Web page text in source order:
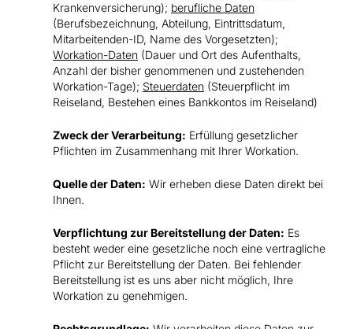
Krankenversicherung); berufliche Daten
(Berufsbezeichnung, Abteilung, Eintrittsdatum,
Mitarbeitenden-ID, Name des Vorgesetzten);
Workation-Daten (Dauer und Ort des Aufenthalts,
Anzahl der bisher genommenen und zustehenden
Workation-Tage); Steuerdaten (Steuerpflicht im
Reiseland, Bestehen eines Bankkontos im Reiseland)
Zweck der Verarbeitung: Erfüllung gesetzlicher
Pflichten im Zusammenhang mit Ihrer Workation.
Quelle der Daten: Wir erheben diese Daten direkt bei
Ihnen.
Verpflichtung zur Bereitstellung der Daten: Es
besteht weder eine gesetzliche noch eine vertragliche
Pflicht zur Bereitstellung der Daten. Bei fehlender
Bereitstellung ist es uns aber nicht möglich, Ihre
Workation zu genehmigen.